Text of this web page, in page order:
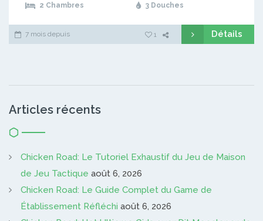
2 Chambres 3 Douches
7 mois depuis 1 Détails
Articles récents
Chicken Road: Le Tutoriel Exhaustif du Jeu de Maison
de Jeu Tactique août 6, 2026
Chicken Road: Le Guide Complet du Game de
Établissement Réfléchi août 6, 2026